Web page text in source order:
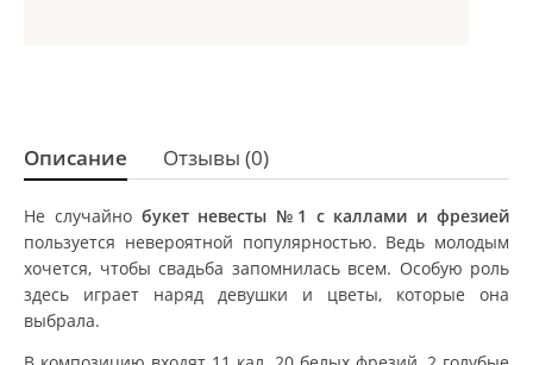
Описание Отзывы (0)
Не случайно букет невесты №1 с каллами и фрезией
пользуется невероятной популярностью. Ведь молодым
хочется, чтобы свадьба запомнилась всем. Особую роль
здесь играет наряд девушки и цветы, которые она
выбрала.